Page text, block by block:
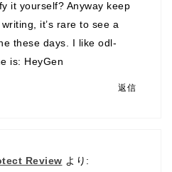
it yourself? Anyway keep
it’s rare to see a
these days. I like odl-
is: HeyGen
返信
Review より: